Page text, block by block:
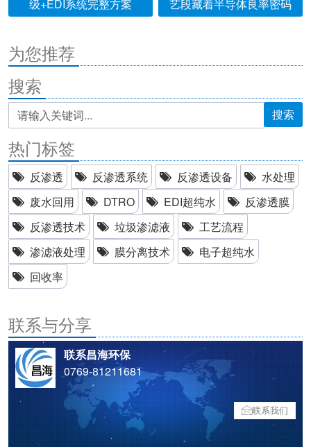
级+EDI系统完整方案
艺段藏着半导体良率密码
为您推荐
搜索
搜索
热门标签
反渗透 反渗透系统 反渗透设备
水处理
废水回用
DTRO EDI超纯水
反渗透膜
反渗透技术
垃圾渗滤液
工艺流程
渗滤液处理
膜分离技术
电子超纯水
回收率
联系与分享
联系昌海环保
0769-81211681
联系我们